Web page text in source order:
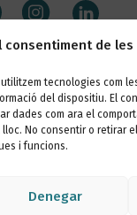
consentiment de les
tecnologies com
del dispositiu. El
dades com ara el
No consentir o retirar
i funcions.
Denegar